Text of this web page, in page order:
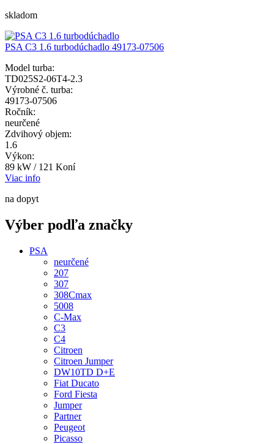
skladom
PSA C3 1.6 turbodúchadlo 49173-07506
Model turba:
TD025S2-06T4-2.3
Výrobné č. turba:
49173-07506
Ročník:
neurčené
Zdvihový objem:
1.6
Výkon:
89 kW / 121 Koní
Viac info
na dopyt
Výber podľa značky
PSA
neurčené
207
307
308Cmax
5008
C-Max
C3
C4
Citroen
Citroen Jumper
DW10TD D+E
Fiat Ducato
Ford Fiesta
Jumper
Partner
Peugeot
Picasso